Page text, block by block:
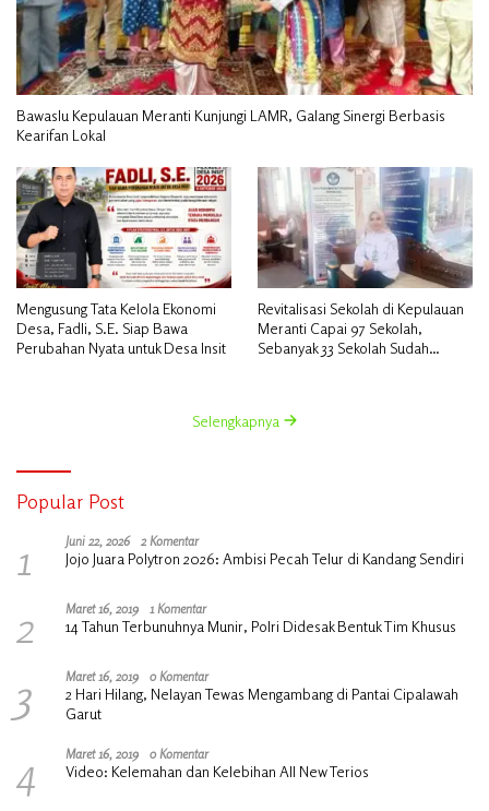
Bawaslu Kepulauan Meranti Kunjungi LAMR, Galang Sinergi Berbasis
Kearifan Lokal
Mengusung Tata Kelola Ekonomi
Desa, Fadli, S.E. Siap Bawa
Perubahan Nyata untuk Desa Insit
Revitalisasi Sekolah di Kepulauan
Meranti Capai 97 Sekolah,
Sebanyak 33 Sekolah Sudah
Selengkapnya
Popular Post
1 Juni 22, 2026 2 Komentar
Jojo Juara Polytron 2026: Ambisi Pecah Telur di Kandang Sendiri
2 Maret 16, 2019 1 Komentar
14 Tahun Terbunuhnya Munir, Polri Didesak Bentuk Tim Khusus
3 Maret 16, 2019 0 Komentar
2 Hari Hilang, Nelayan Tewas Mengambang di Pantai Cipalawah
Garut
4 Maret 16, 2019 0 Komentar
Video: Kelemahan dan Kelebihan All New Terios